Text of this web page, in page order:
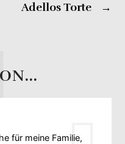
Adellos Torte →
für meine Familie,